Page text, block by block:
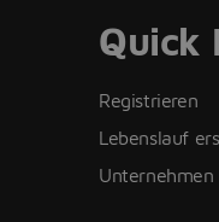
Quick
Registrieren
Lebenslauf
Unternehmen